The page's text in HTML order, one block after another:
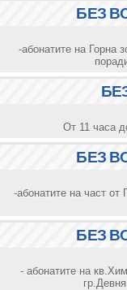
БЕЗ
-абонатите на Горна
От 11 часа
БЕЗ
-абонатите на част от
БЕЗ
- абонатите на